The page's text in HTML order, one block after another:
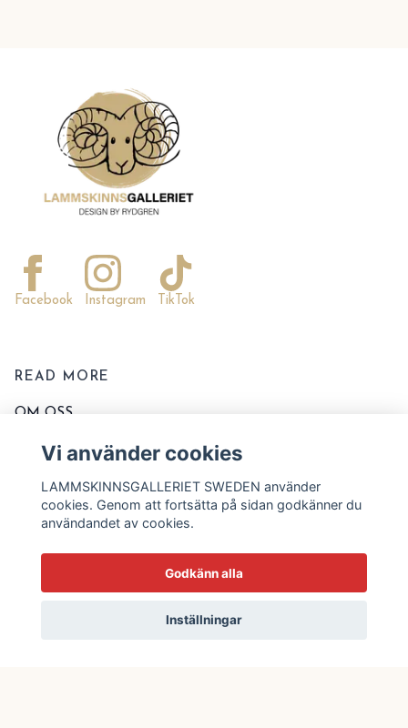
Facebook Instagram TikTok
READ MORE
OM OSS
KONTAKTA OSS
KÖPVILLKOR
TVÄTT OCH SKÖTSELRÅD
STORLEKSSCHEMA
BLOGG
Vi använder cookies
LAMMSKINNSGALLERIET SWEDEN använder
cookies. Genom att fortsätta på sidan godkänner du
användandet av cookies.
Godkänn alla
Inställningar